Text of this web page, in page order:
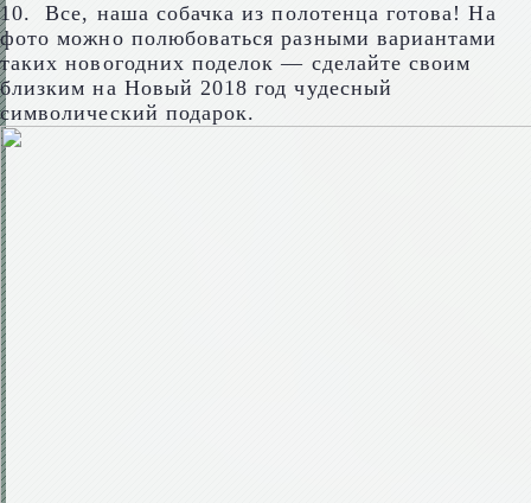
10. Все, наша собачка из полотенца готова! На
фото можно полюбоваться разными вариантами
таких новогодних поделок — сделайте своим
близким на Новый 2018 год чудесный
символический подарок.